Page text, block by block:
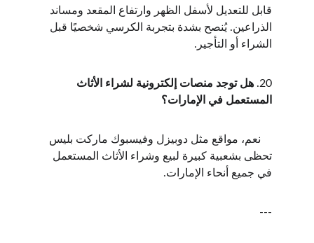
قابل للتعديل لأسفل الظهر وارتفاع المقعد ومساند
الذراعين. يُنصح بشدة بتجربة الكرسي شخصيًا قبل
الشراء أو التأجير.
20. هل توجد منصات إلكترونية لشراء الأثاث
المستعمل في الإمارات؟
    نعم، مواقع مثل دوبيزل وفيسبوك ماركت بليس
تحظى بشعبية كبيرة لبيع وشراء الأثاث المستعمل
في جميع أنحاء الإمارات.
---